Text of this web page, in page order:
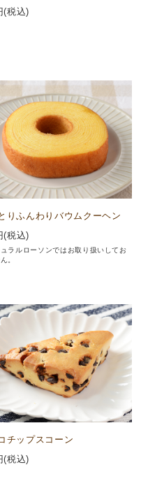
(税込)
りふんわりバウムクーヘン
(税込)
ラルローソンではお取り扱いしてお
。
チップスコーン
(税込)